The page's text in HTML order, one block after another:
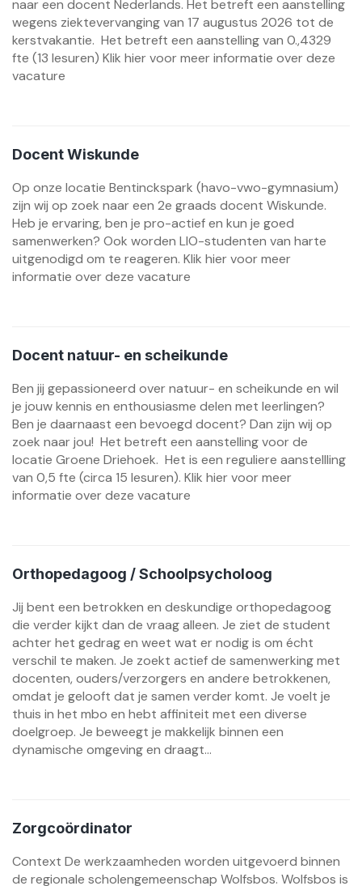
naar een docent Nederlands. Het betreft een aanstelling
wegens ziektevervanging van 17 augustus 2026 tot de
kerstvakantie. Het betreft een aanstelling van 0.,4329
fte (13 lesuren) Klik hier voor meer informatie over deze
vacature
Docent Wiskunde
Op onze locatie Bentinckspark (havo-vwo-gymnasium)
zijn wij op zoek naar een 2e graads docent Wiskunde.
Heb je ervaring, ben je pro-actief en kun je goed
samenwerken? Ook worden LIO-studenten van harte
uitgenodigd om te reageren. Klik hier voor meer
informatie over deze vacature
Docent natuur- en scheikunde
Ben jij gepassioneerd over natuur- en scheikunde en wil
je jouw kennis en enthousiasme delen met leerlingen?
Ben je daarnaast een bevoegd docent? Dan zijn wij op
zoek naar jou! Het betreft een aanstelling voor de
locatie Groene Driehoek. Het is een reguliere aanstellling
van 0,5 fte (circa 15 lesuren). Klik hier voor meer
informatie over deze vacature
Orthopedagoog / Schoolpsycholoog
Jij bent een betrokken en deskundige orthopedagoog
die verder kijkt dan de vraag alleen. Je ziet de student
achter het gedrag en weet wat er nodig is om écht
verschil te maken. Je zoekt actief de samenwerking met
docenten, ouders/verzorgers en andere betrokkenen,
omdat je gelooft dat je samen verder komt. Je voelt je
thuis in het mbo en hebt affiniteit met een diverse
doelgroep. Je beweegt je makkelijk binnen een
dynamische omgeving en draagt...
Zorgcoördinator
Context De werkzaamheden worden uitgevoerd binnen
de regionale scholengemeenschap Wolfsbos. Wolfsbos is